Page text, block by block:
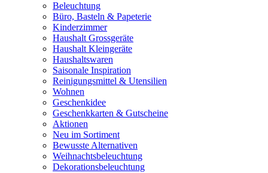
Beleuchtung
Büro, Basteln & Papeterie
Kinderzimmer
Haushalt Grossgeräte
Haushalt Kleingeräte
Haushaltswaren
Saisonale Inspiration
Reinigungsmittel & Utensilien
Wohnen
Geschenkidee
Geschenkkarten & Gutscheine
Aktionen
Neu im Sortiment
Bewusste Alternativen
Weihnachtsbeleuchtung
Dekorationsbeleuchtung